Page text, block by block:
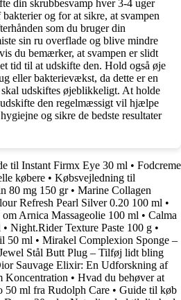
din skrubbesvamp hver 3-4 uger
og for at sikre, at svampen
som du bruger din
sin ru overflade og blive mindre
du bemærker, at svampen er slidt
tid til at udskifte den. Hold også øje
eller bakterievækst, da dette er en
udskiftes øjeblikkeligt. At holde
den regelmæssigt vil hjælpe
og sikre de bedste resultater
til Instant Firmx Eye 30 ml • Fodcreme
købere • Købsvejledning til
80 mg 150 gr• Marine Collagen
Refresh Pearl Silver 0.20 100 ml •
Arnica Massageolie 100 ml • Calma
• Night.Rider Texture Paste 100 g •
50 ml • Mirakel Complexion Sponge –
Stål Butt Plug – Tilføj lidt bling
Sauvage Elixir: En Udforskning af
Koncentration • Hvad du behøver at
50 ml fra Rudolph Care • Guide til køb